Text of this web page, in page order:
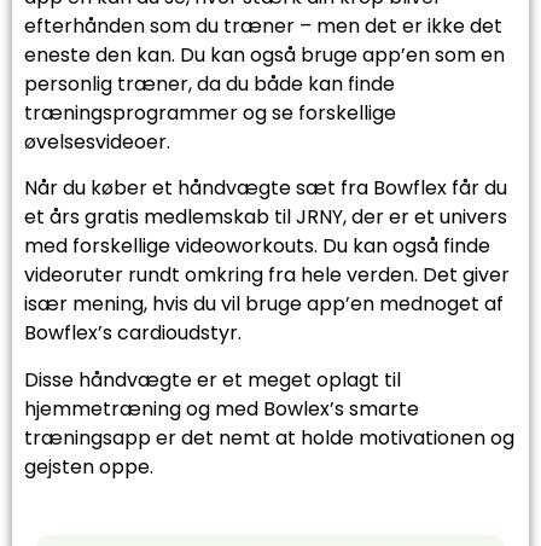
efterhånden som du træner – men det er ikke det
eneste den kan. Du kan også bruge app’en som en
personlig træner, da du både kan finde
træningsprogrammer og se forskellige
øvelsesvideoer.
Når du køber et håndvægte sæt fra Bowflex får du
et års gratis medlemskab til JRNY, der er et univers
med forskellige videoworkouts. Du kan også finde
videoruter rundt omkring fra hele verden. Det giver
især mening, hvis du vil bruge app’en mednoget af
Bowflex’s cardioudstyr.
Disse håndvægte er et meget oplagt til
hjemmetræning og med Bowlex’s smarte
træningsapp er det nemt at holde motivationen og
gejsten oppe.